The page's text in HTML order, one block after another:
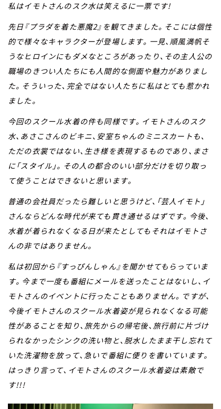
私はイモトさんのスク水は笑えるに一票です!
先日『プラダを着た悪魔2』を観てきました。そこには個性
的で様々なキャラクターが登場します。一見、順風満帆そ
うなヒロインにもダメなところがあったり、その主人公の
職場のきつい人たちにも人間的な側面や魅力がありまし
た。そういった、完全ではない人たちに私はとても惹かれ
ました。
今回のスクール水着の件も同様です。イモトさんのスク
水、あさこさんのビキニ、安室ちゃんのミニスカートも、
ただの衣裳ではない、生き様を表現するものであり、まさ
に「スタイル」。その人の都合のいい部分だけを切り取っ
て使うことはできないと思います。
普通の会社員だったら難しいと思うけど、「芸人イモト」
さんならどんな時代が来ても貫き通せるはずです。今後、
水着が着られなくなる日が来たとしてもそれはイモトさ
んの非ではありません。
私は初回から『すっぴんしゃん』を聞かせてもらっていま
す。今まで一度も番組にメールを送ったことはないし、イ
モトさんのイベントに行ったこともありません。ですが、
今後イモトさんのスクール水着姿が見られなくなる可能
性があることを知り、旅先からの帰宅後、旅行前に片づけ
られなかったシンクの洗い物と、脱水したまま干し忘れて
いた洗濯物を放って、急いで番組に便りを書いています。
はっきり言って、イモトさんのスクール水着姿は素敵で
す!!!